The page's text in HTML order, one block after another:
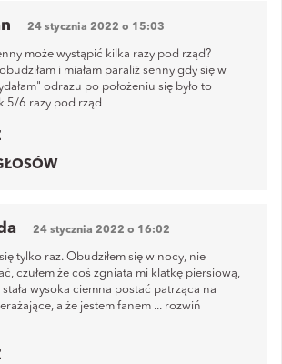
24 stycznia 2022 o 15:03
może wystąpić kilka razy pod rząd?
i miałam paraliż senny gdy się w
odrazu po położeniu się było to
5/6 razy pod rząd
24 stycznia 2022 o 16:02
tylko raz. Obudziłem się w nocy, nie
czułem że coś zgniata mi klatkę piersiową,
wysoka ciemna postać patrząca na
a że jestem fanem ... rozwiń